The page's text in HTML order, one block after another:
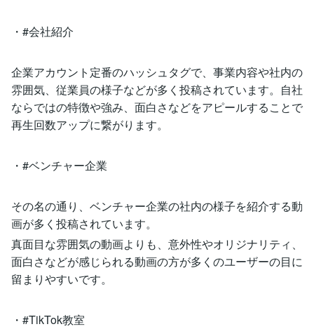
・#会社紹介
企業アカウント定番のハッシュタグで、事業内容や社内の
雰囲気、従業員の様子などが多く投稿されています。自社
ならではの特徴や強み、面白さなどをアピールすることで
再生回数アップに繋がります。
・#ベンチャー企業
その名の通り、ベンチャー企業の社内の様子を紹介する動
画が多く投稿されています。
真面目な雰囲気の動画よりも、意外性やオリジナリティ、
面白さなどが感じられる動画の方が多くのユーザーの目に
留まりやすいです。
・#TikTok教室